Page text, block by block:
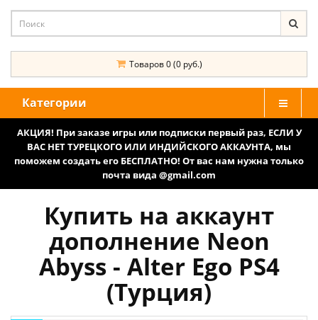
Товаров 0 (0 руб.)
Категории
АКЦИЯ! При заказе игры или подписки первый раз, ЕСЛИ У
ВАС НЕТ ТУРЕЦКОГО ИЛИ ИНДИЙСКОГО АККАУНТА, мы
поможем создать его БЕСПЛАТНО! От вас нам нужна только
почта вида @gmail.com
Купить на аккаунт
дополнение Neon
Abyss - Alter Ego PS4
(Турция)